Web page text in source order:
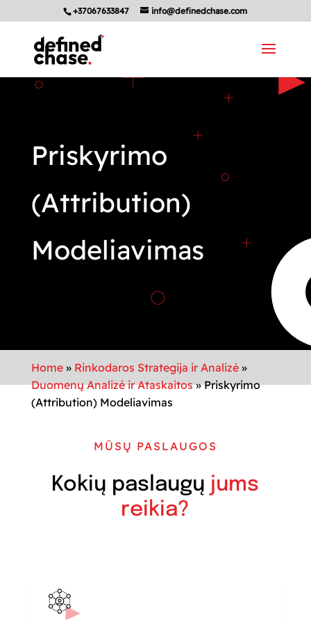
+37067633847 info@definedchase.com
Priskyrimo
(Attribution)
Modeliavimas
Home» Rinkodaros Strategija ir Analizė»
Duomenų Analizė ir Ataskaitos»Priskyrimo
(Attribution) Modeliavimas
MŪSŲ PASLAUGOS
Kokių paslaugų jums
reikia?